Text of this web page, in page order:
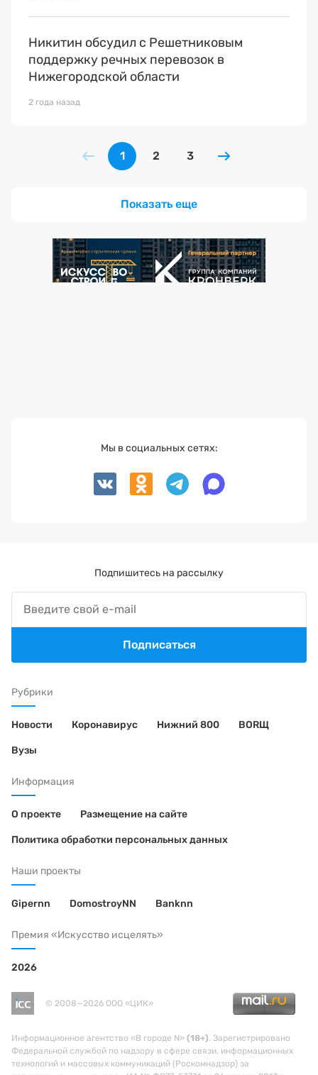
Никитин обсудил с Решетниковым
поддержку речных перевозок в
Нижегородской области
2 года назад
1 2 3
Показать еще
Рубрики
Новости Коронавирус Нижний 800 BORЩ
Вузы
Информация
О проекте Размещение на сайте
Политика обработки персональных данных
Наши проекты
Gipernn DomostroyNN Banknn
Премия «Искусство исцелять»
2026
© 2008—2026 ООО «ЦИК»
Информационное агентство «В городе N» (18+). Зарегистрировано
Федеральной службой по надзору в сфере связи, информационных
технологий и массовых коммуникаций (Роскомнадзор) за
Мы в социальных сетях:
Подпишитесь на рассылку
Подписаться